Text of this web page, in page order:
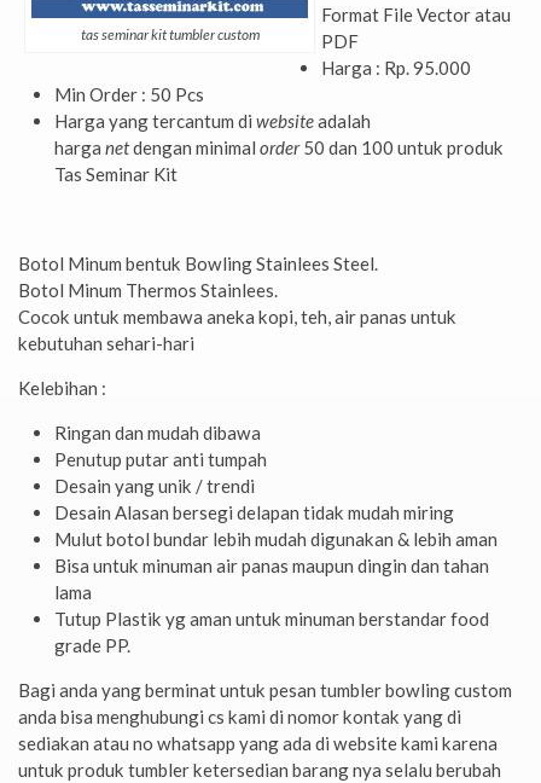
tas seminar kit tumbler custom
Format File Vector atau
PDF
Harga : Rp. 95.000
Min Order : 50 Pcs
Harga yang tercantum di websiteadalah
harga netdengan minimal order50 dan 100 untuk produk
Tas Seminar Kit
Botol Minum bentuk Bowling Stainlees Steel.
Botol Minum Thermos Stainlees.
Cocok untuk membawa aneka kopi, teh, air panas untuk
kebutuhan sehari-hari
Kelebihan :
Ringan dan mudah dibawa
Penutup putar anti tumpah
Desain yang unik / trendi
Desain Alasan bersegi delapan tidak mudah miring
Mulut botol bundar lebih mudah digunakan & lebih aman
Bisa untuk minuman air panas maupun dingin dan tahan
lama
Tutup Plastik yg aman untuk minuman berstandar food
grade PP.
Bagi anda yang berminat untuk pesan tumbler bowling custom
anda bisa menghubungi cs kami di nomor kontak yang di
sediakan atau no whatsapp yang ada di website kami karena
untuk produk tumbler ketersedian barang nya selalu berubah